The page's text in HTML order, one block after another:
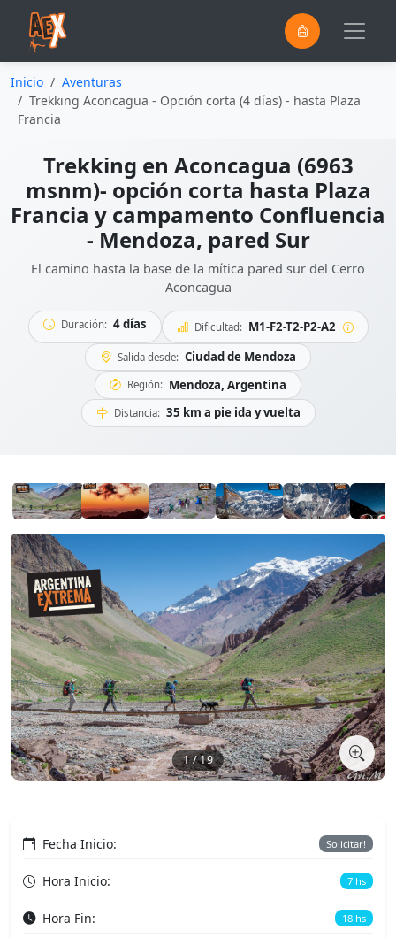
Inicio
Aventuras
Trekking Aconcagua - Opción corta (4 días) - hasta Plaza
Francia
Trekking en Aconcagua (6963
msnm)- opción corta hasta Plaza
Francia y campamento Confluencia
- Mendoza, pared Sur
El camino hasta la base de la mítica pared sur del Cerro
Aconcagua
Duración: 4 días Dificultad: M1-F2-T2-P2-A2
Salida desde: Ciudad de Mendoza
Región: Mendoza, Argentina
Distancia: 35 km a pie ida y vuelta
1 / 19
Fecha Inicio: Solicitar!
Hora Inicio: 7 hs
Hora Fin: 18 hs